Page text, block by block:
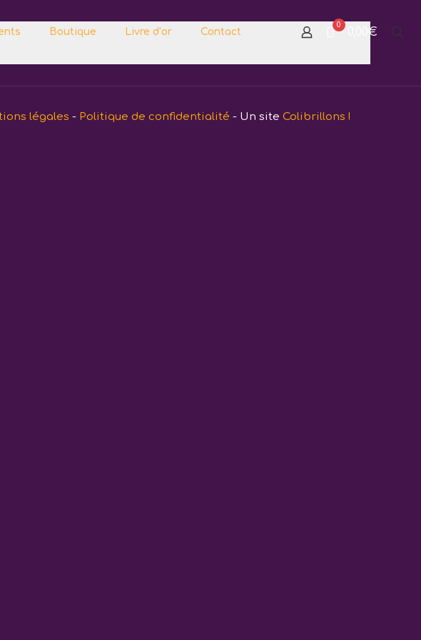
Boutique Livre d’or Contact
0
0,00€
légales - Politique de confidentialité - Un site Colibrillons !